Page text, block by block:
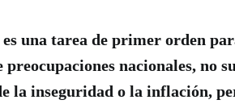
una tarea de primer orden
nacionales, no
la inseguridad o la inflación,